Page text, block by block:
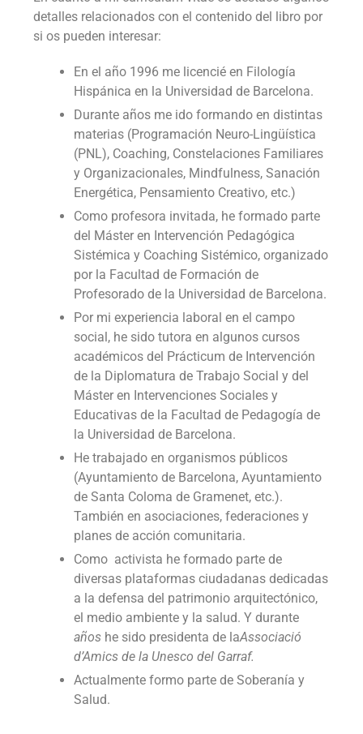
detalles relacionados con el contenido del libro por
si os pueden interesar:
En el año 1996 me licencié en Filología
Hispánica en la Universidad de Barcelona.
Durante años me ido formando en distintas
materias (Programación Neuro-Lingüística
(PNL), Coaching, Constelaciones Familiares
y Organizacionales, Mindfulness, Sanación
Energética, Pensamiento Creativo, etc.)
Como profesora invitada, he formado parte
del Máster en Intervención Pedagógica
Sistémica y Coaching Sistémico, organizado
por la Facultad de Formación de
Profesorado de la Universidad de Barcelona.
Por mi experiencia laboral en el campo
social, he sido tutora en algunos cursos
académicos del Prácticum de Intervención
de la Diplomatura de Trabajo Social y del
Máster en Intervenciones Sociales y
Educativas de la Facultad de Pedagogía de
la Universidad de Barcelona.
He trabajado en organismos públicos
(Ayuntamiento de Barcelona, Ayuntamiento
de Santa Coloma de Gramenet, etc.).
También en asociaciones, federaciones y
planes de acción comunitaria.
Como activista he formado parte de
diversas plataformas ciudadanas dedicadas
a la defensa del patrimonio arquitectónico,
el medio ambiente y la salud. Y durante
años he sido presidenta de laAssociació
d’Amics de la Unesco del Garraf.
Actualmente formo parte de Soberanía y
Salud.